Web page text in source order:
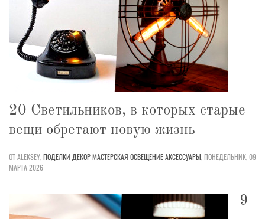
20 Светильников, в которых старые
вещи обретают новую жизнь
ОТ ALEKSEY,ПОДЕЛКИ ДЕКОРМАСТЕРСКАЯ ОСВЕЩЕНИЕАКСЕССУАРЫ,ПОНЕДЕЛЬНИК, 09
МАРТА 2026
9